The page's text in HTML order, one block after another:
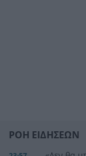
ΡΟΗ ΕΙΔΗΣΕΩΝ